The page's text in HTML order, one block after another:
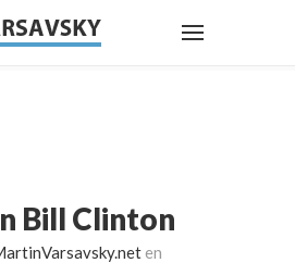
Bill Clinton
en